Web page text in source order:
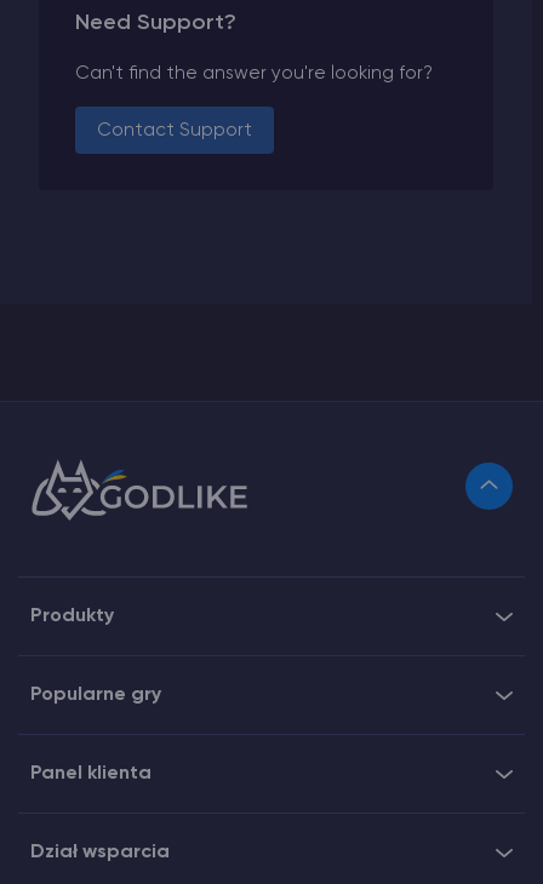
Need Support?
Can't find the answer you're looking for?
Contact Support
Produkty
Popularne gry
Panel klienta
Dział wsparcia